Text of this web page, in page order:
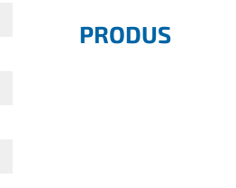
PRODUS